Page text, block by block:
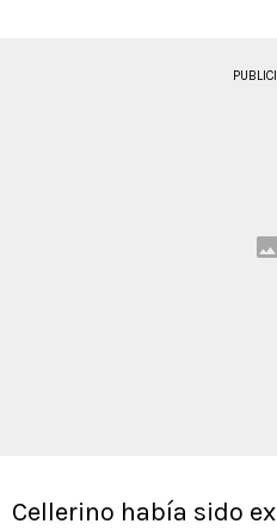
Cellerino había sido